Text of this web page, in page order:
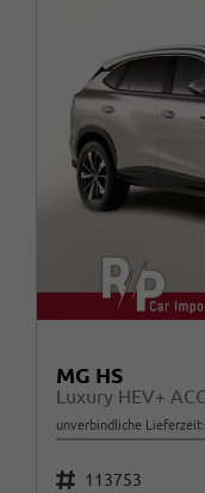
MG HS
unverbindliche Lieferzeit:
Fahrzeugnr. 113753